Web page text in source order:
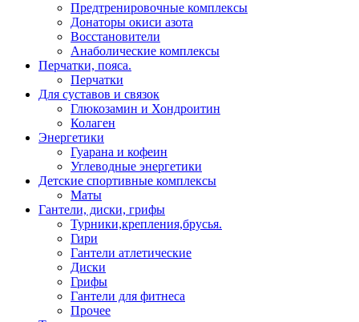
Предтренировочные комплексы
Донаторы окиси азота
Восстановители
Анаболические комплексы
Перчатки, пояса.
Перчатки
Для суставов и связок
Глюкозамин и Хондроитин
Колаген
Энергетики
Гуарана и кофеин
Углеводные энергетики
Детские спортивные комплексы
Маты
Гантели, диски, грифы
Турники,крепления,брусья.
Гири
Гантели атлетические
Диски
Грифы
Гантели для фитнеса
Прочее